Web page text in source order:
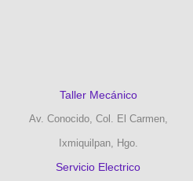
Taller Mecánico
Av. Conocido, Col. El Carmen,
Ixmiquilpan, Hgo.
Servicio Electrico